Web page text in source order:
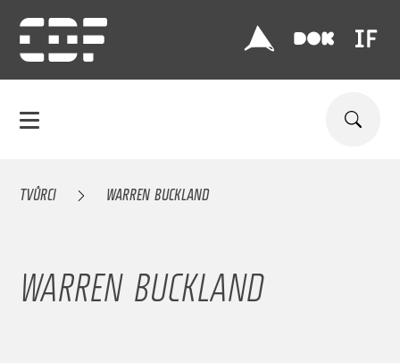
TVŮRCI WARREN BUCKLAND
WARREN BUCKLAND